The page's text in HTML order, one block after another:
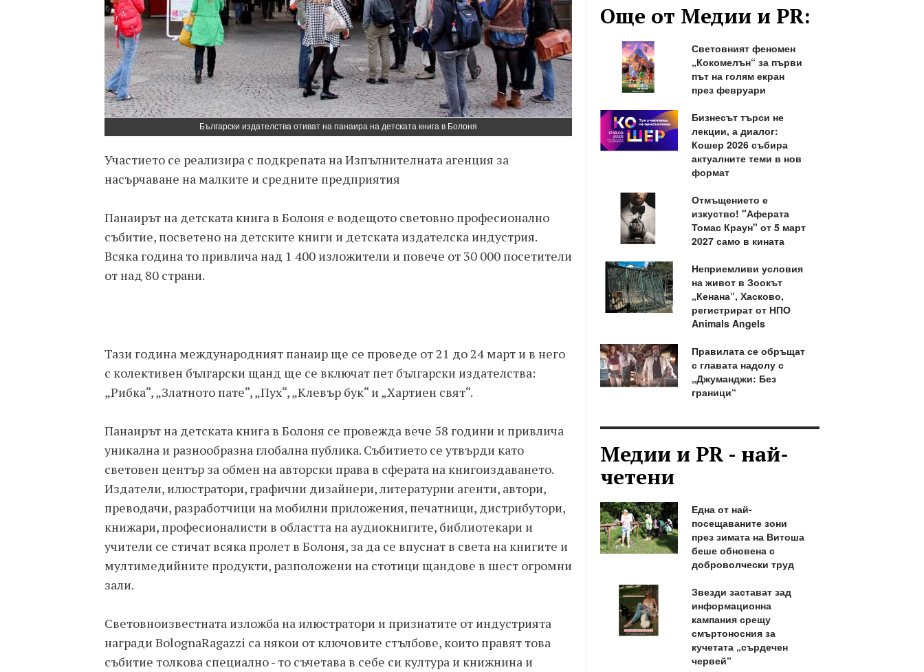
Български издателства отиват на панаира на детската книга в Болоня
Участието се реализира с подкрепата на Изпълнителната агенция за
насърчаване на малките и средните предприятия
Панаирът на детската книга в Болоня е водещото световно професионално
събитие, посветено на детските книги и детската издателска индустрия.
Всяка година то привлича над 1 400 изложители и повече от 30 000 посетители
от над 80 страни.
Тази година международният панаир ще се проведе от 21 до 24 март и в него
с колективен български щанд ще се включат пет български издателства:
„Рибка“, „Златното пате“, „Пух“, „Клевър бук“ и „Хартиен свят“.
Панаирът на детската книга в Болоня се провежда вече 58 години и привлича
уникална и разнообразна глобална публика. Събитието се утвърди като
световен център за обмен на авторски права в сферата на книгоиздаването.
Издатели, илюстратори, графични дизайнери, литературни агенти, автори,
преводачи, разработчици на мобилни приложения, печатници, дистрибутори,
книжари, професионалисти в областта на аудиокнигите, библиотекари и
учители се стичат всяка пролет в Болоня, за да се впуснат в света на книгите и
мултимедийните продукти, разположени на стотици щандове в шест огромни
зали.
Световноизвестната изложба на илюстратори и признатите от индустрията
награди BolognaRagazzi са някои от ключовите стълбове, които правят това
събитие толкова специално - то съчетава в себе си култура и книжнина и
Още от Медии и PR:
Световният феномен
„Кокомелън“ за първи
път на голям екран
през февруари
Бизнесът търси не
лекции, а диалог:
Кошер 2026 събира
актуалните теми в нов
формат
Отмъщението е
изкуство! "Аферата
Томас Краун" от 5 март
2027 само в кината
Неприемливи условия
на живот в Зоокът
„Кенана“, Хасково,
регистрират от НПО
Animals Angels
Правилата се обръщат
с главата надолу с
„Джуманджи: Без
граници“
Медии и PR - най-
четени
Една от най-
посещаваните зони
през зимата на Витоша
беше обновена с
доброволчески труд
Звезди застават зад
информационна
кампания срещу
смъртоносния за
кучетата „сърдечен
червей“